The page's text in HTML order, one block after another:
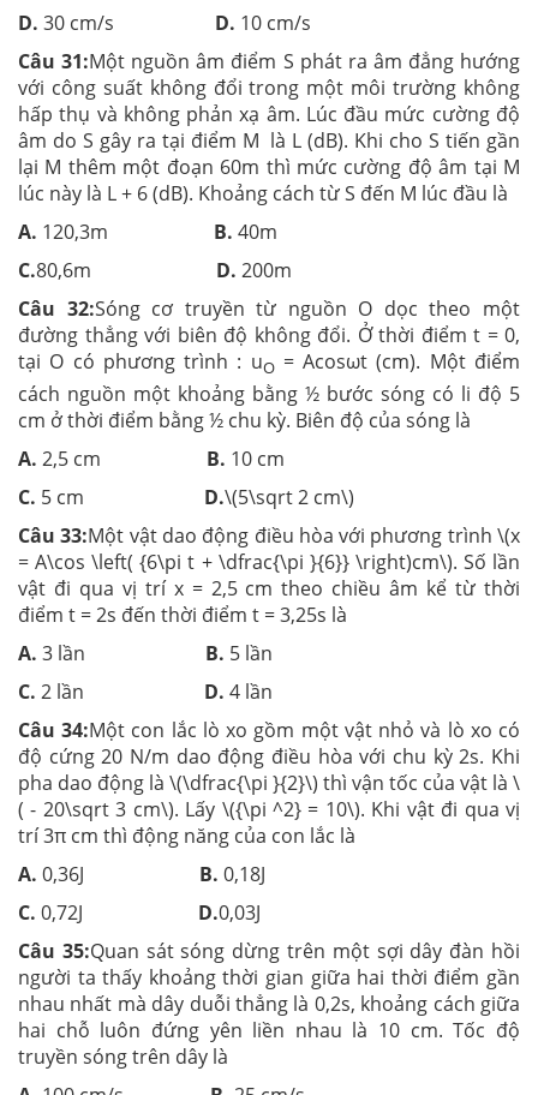
D. 30 cm/s D. 10 cm/s
Câu 31:Một nguồn âm điểm S phát ra âm đẳng hướng
với công suất không đổi trong một môi trường không
hấp thụ và không phản xạ âm. Lúc đầu mức cường độ
âm do S gây ra tại điểm M là L (dB). Khi cho S tiến gần
lại M thêm một đoạn 60m thì mức cường độ âm tại M
lúc này là L + 6 (dB). Khoảng cách từ S đến M lúc đầu là
A. 120,3m B. 40m
C.80,6m D. 200m
Câu 32:Sóng cơ truyền từ nguồn O dọc theo một
đường thẳng với biên độ không đổi. Ở thời điểm t = 0,
tại O có phương trình : uO= Acosωt (cm). Một điểm
cách nguồn một khoảng bằng ½ bước sóng có li độ 5
cm ở thời điểm bằng ½ chu kỳ. Biên độ của sóng là
A. 2,5 cm B. 10 cm
C. 5 cm D.\(5\sqrt 2 cm\)
Câu 33:Một vật dao động điều hòa với phương trình \(x
= A\cos \left( {6\pi t + \dfrac{\pi }{6}} \right)cm\). Số lần
vật đi qua vị trí x = 2,5 cm theo chiều âm kể từ thời
điểm t = 2s đến thời điểm t = 3,25s là
A. 3 lần B. 5 lần
C. 2 lần D. 4 lần
Câu 34:Một con lắc lò xo gồm một vật nhỏ và lò xo có
độ cứng 20 N/m dao động điều hòa với chu kỳ 2s. Khi
pha dao động là \(\dfrac{\pi }{2}\) thì vận tốc của vật là \
( - 20\sqrt 3 cm\). Lấy \({\pi ^2} = 10\). Khi vật đi qua vị
trí 3π cm thì động năng của con lắc là
A. 0,36J B. 0,18J
C. 0,72J D.0,03J
Câu 35:Quan sát sóng dừng trên một sợi dây đàn hồi
người ta thấy khoảng thời gian giữa hai thời điểm gần
nhau nhất mà dây duỗi thẳng là 0,2s, khoảng cách giữa
hai chỗ luôn đứng yên liền nhau là 10 cm. Tốc độ
truyền sóng trên dây là